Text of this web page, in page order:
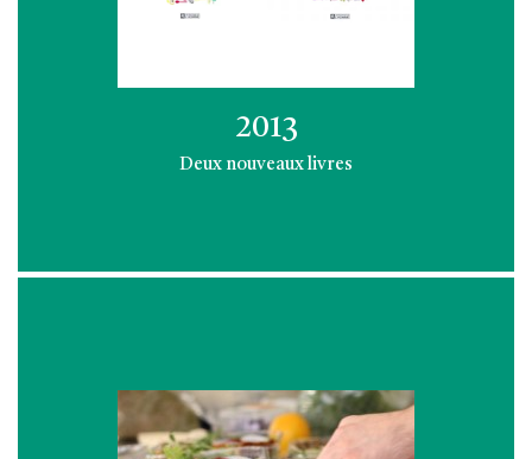
2013
Deux nouveaux livres